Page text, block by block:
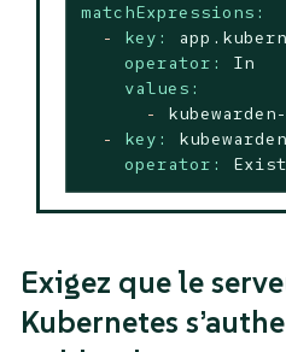
matchExpressions:
-
key:
operator:
In
values:
-
-
key:
operator:
Exigez que le
Kubernetes